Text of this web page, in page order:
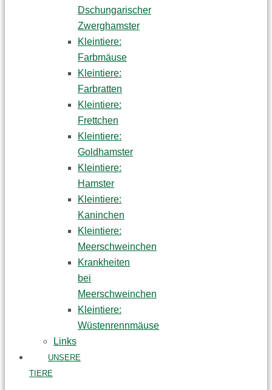
Dschungarischer
Zwerghamster
Kleintiere:
Farbmäuse
Kleintiere:
Farbratten
Kleintiere:
Frettchen
Kleintiere:
Goldhamster
Kleintiere:
Hamster
Kleintiere:
Kaninchen
Kleintiere:
Meerschweinchen
Krankheiten
bei
Meerschweinchen
Kleintiere:
Wüstenrennmäuse
Links
UNSERE
TIERE